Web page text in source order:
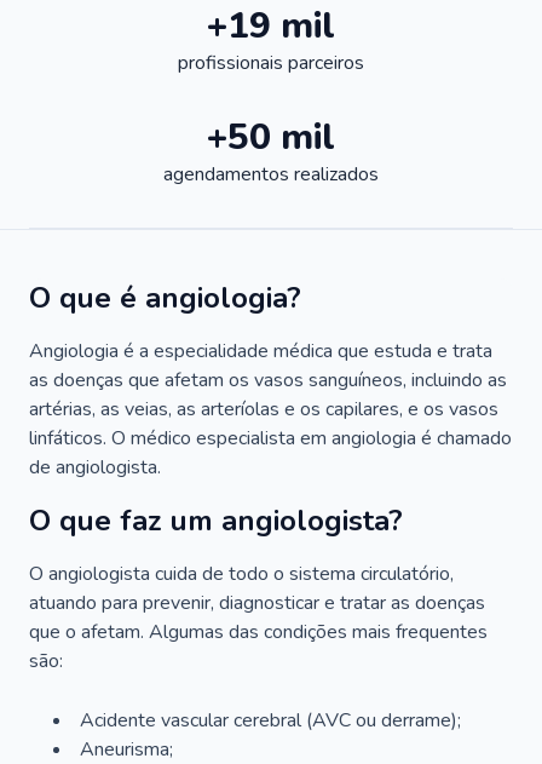
+19 mil
profissionais parceiros
+50 mil
agendamentos realizados
O que é angiologia?
Angiologia é a especialidade médica que estuda e trata
as doenças que afetam os vasos sanguíneos, incluindo as
artérias, as veias, as arteríolas e os capilares, e os vasos
linfáticos. O médico especialista em angiologia é chamado
de angiologista.
O que faz um angiologista?
O angiologista cuida de todo o sistema circulatório,
atuando para prevenir, diagnosticar e tratar as doenças
que o afetam. Algumas das condições mais frequentes
são:
Acidente vascular cerebral (AVC ou derrame);
Aneurisma;